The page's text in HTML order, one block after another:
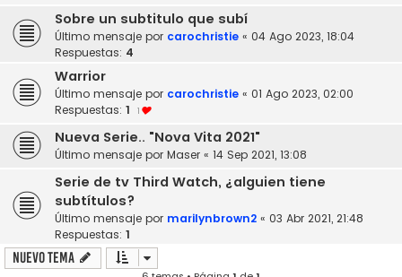
Sobre un subtitulo que subí
Último mensaje por carochristie « 04 Ago 2023, 18:04
Respuestas: 4
Warrior
Último mensaje por carochristie « 01 Ago 2023, 02:00
Respuestas: 1 1
Nueva Serie.. "Nova Vita 2021"
Último mensaje por Maser « 14 Sep 2021, 13:08
Serie de tv Third Watch, ¿alguien tiene
subtítulos?
Último mensaje por marilynbrown2 « 03 Abr 2021, 21:48
Respuestas: 1
Nuevo Tema